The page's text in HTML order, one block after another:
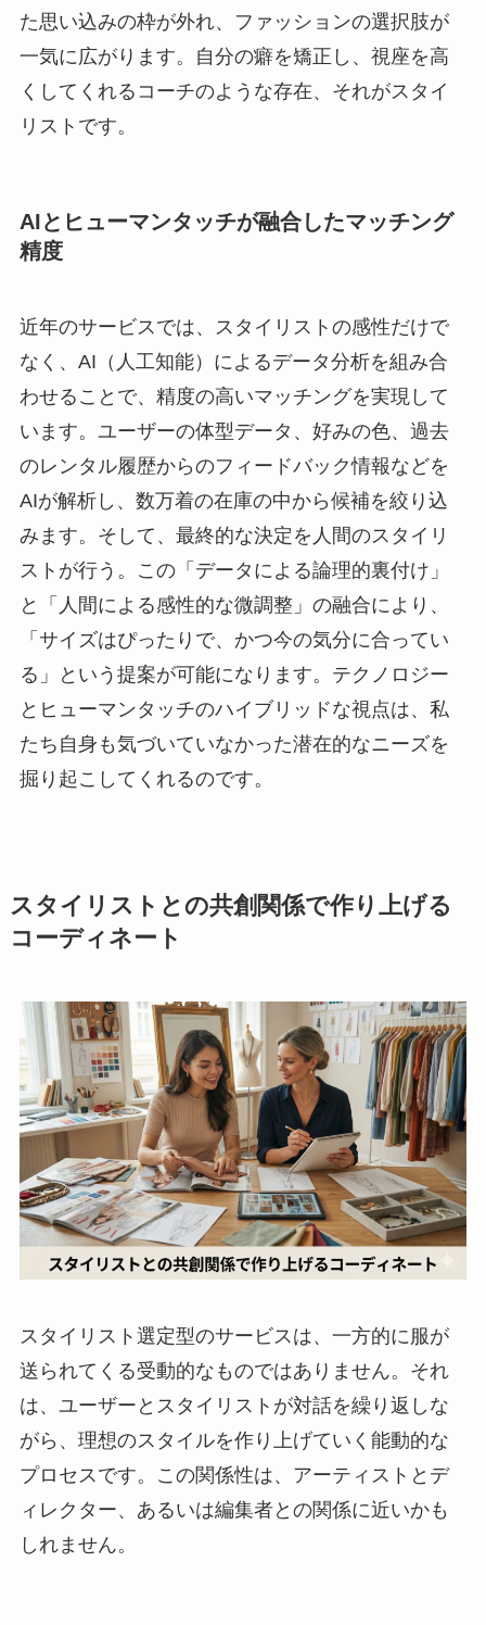
た思い込みの枠が外れ、ファッションの選択肢が
一気に広がります。自分の癖を矯正し、視座を高
くしてくれるコーチのような存在、それがスタイ
リストです。
AIとヒューマンタッチが融合したマッチング
精度
近年のサービスでは、スタイリストの感性だけで
なく、AI（人工知能）によるデータ分析を組み合
わせることで、精度の高いマッチングを実現して
います。ユーザーの体型データ、好みの色、過去
のレンタル履歴からのフィードバック情報などを
AIが解析し、数万着の在庫の中から候補を絞り込
みます。そして、最終的な決定を人間のスタイリ
ストが行う。この「データによる論理的裏付け」
と「人間による感性的な微調整」の融合により、
「サイズはぴったりで、かつ今の気分に合ってい
る」という提案が可能になります。テクノロジー
とヒューマンタッチのハイブリッドな視点は、私
たち自身も気づいていなかった潜在的なニーズを
掘り起こしてくれるのです。
スタイリストとの共創関係で作り上げる
コーディネート
スタイリスト選定型のサービスは、一方的に服が
送られてくる受動的なものではありません。それ
は、ユーザーとスタイリストが対話を繰り返しな
がら、理想のスタイルを作り上げていく能動的な
プロセスです。この関係性は、アーティストとデ
ィレクター、あるいは編集者との関係に近いかも
しれません。